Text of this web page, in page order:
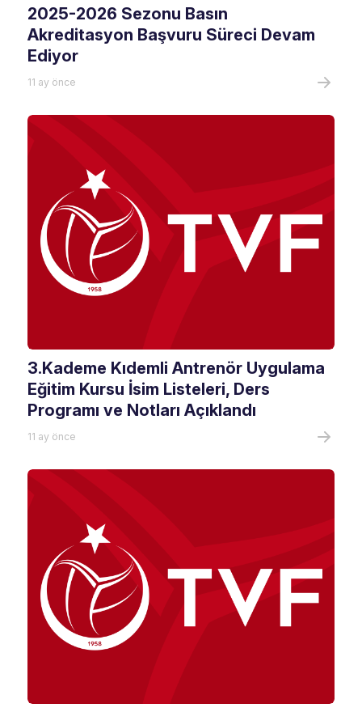
2025-2026 Sezonu Basın
Akreditasyon Başvuru Süreci Devam
Ediyor
11 ay önce
3.Kademe Kıdemli Antrenör Uygulama
Eğitim Kursu İsim Listeleri, Ders
Programı ve Notları Açıklandı
11 ay önce